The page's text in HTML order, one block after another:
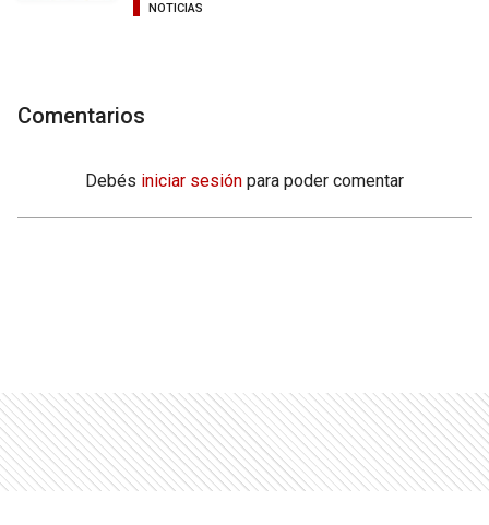
NOTICIAS
Comentarios
Debés iniciar sesión para poder comentar